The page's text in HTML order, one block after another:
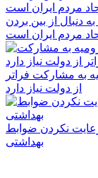
دنبال از بین بردن
مردم ایران است
به مشارکت فراتر
از دولت نیاز دارد
رعایت نکردن ضوابط
بهداشتی